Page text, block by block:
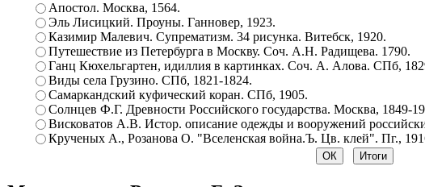
Апостол. Москва, 1564.
Эль Лисицкий. Проуны. Ганновер, 1923.
Казимир Малевич. Супрематизм. 34 рисунка. Витебск, 1920.
Путешествие из Петербурга в Москву. Соч. А.Н. Радищева. 1790.
Ганц Кюхельгартен, идиллия в картинках. Соч. А. Алова. СПб,
Виды села Грузино. СПб, 1821-1824.
Самаркандский куфический коран. СПб, 1905.
Солнцев Ф.Г. Древности Российского государства. Москва, 1849-
Висковатов А.В. Истор. описание одежды и вооружений
Крученых А., Розанова О. "Вселенская война.Ъ. Цв. клей". Пг.,